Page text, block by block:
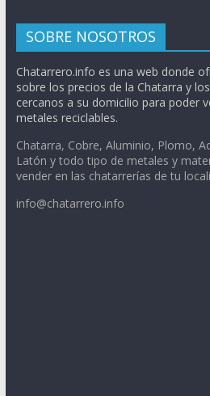
SOBRE NOSOTROS
Chatarrero.info es una web donde
sobre los precios de la Chatarra y
cercanos a su domicilio para poder
metales reciclables.
Chatarra, Cobre, Aluminio, Plomo,
Latón y todo tipo de metales y
vender en las chatarrerías de tu
info@chatarrero.info